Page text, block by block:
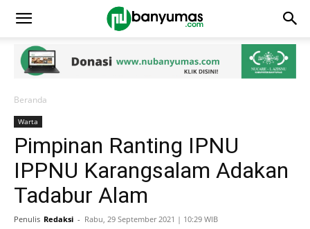
Beranda
Warta
Pimpinan Ranting IPNU
IPPNU Karangsalam Adakan
Tadabur Alam
Penulis Redaksi - Rabu, 29 September 2021 | 10:29 WIB